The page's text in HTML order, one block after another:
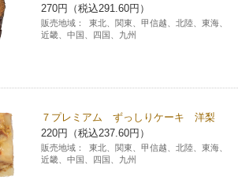
270円（税込291.60円）
販売地域：
東北、関東、甲信越、北陸、東海、
近畿、中国、四国、九州
７プレミアム ずっしりケーキ 洋梨
220円（税込237.60円）
販売地域：
東北、関東、甲信越、北陸、東海、
近畿、中国、四国、九州